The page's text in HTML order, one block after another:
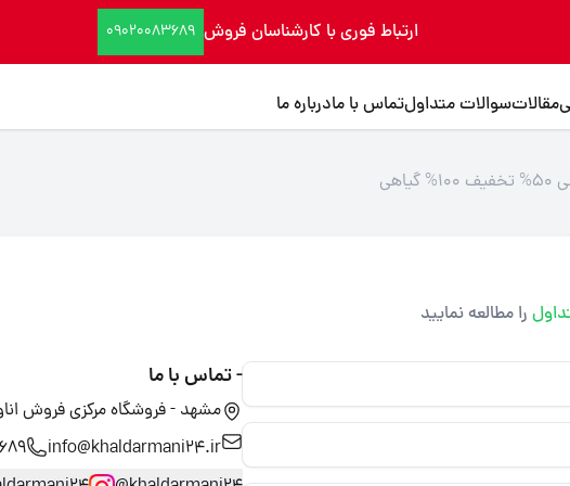
ارتباط فوری با کارشناسان فروش 09020083689
مقالاتسوالات متداولتماس با مادرباره ما
را مطالعه نمایید
- تماس با ما
مشهد - فروشگاه مرکزی فروش اناوع محلول
info@khaldarmani24.ir